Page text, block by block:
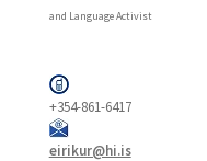
and Language Activist
+354-861-6417
eirikur@hi.is